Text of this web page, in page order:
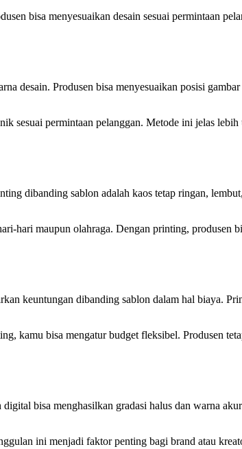
bisa menyesuaikan desain sesuai permintaan
desain. Produsen bisa menyesuaikan posisi
sesuai permintaan pelanggan. Metode ini jelas
dibanding sablon adalah kaos tetap ringan,
hari maupun olahraga. Dengan printing, produsen
keuntungan dibanding sablon dalam hal biaya.
kamu bisa mengatur budget fleksibel. Produsen
bisa menghasilkan gradasi halus dan warna
ini menjadi faktor penting bagi brand atau